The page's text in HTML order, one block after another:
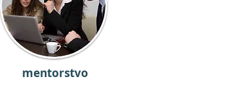
mentorstvo